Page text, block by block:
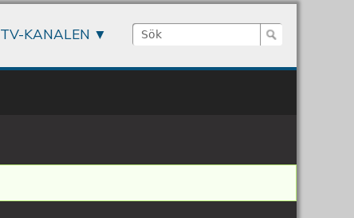
Sökformulär
Sök
TV-KANALEN